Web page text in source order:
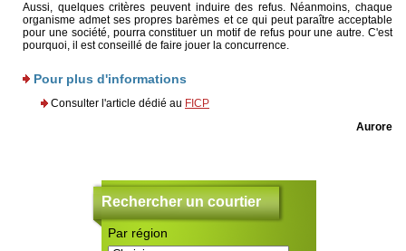
Rechercher un courtier
Par région
Aussi, quelques critères peuvent induire des refus. Néanmoins, chaque
organisme admet ses propres barèmes et ce qui peut paraître acceptable
pour une société, pourra constituer un motif de refus pour une autre. C'est
pourquoi, il est conseillé de faire jouer la concurrence.
Pour plus d'informations
Consulter l'article dédié au FICP
Aurore